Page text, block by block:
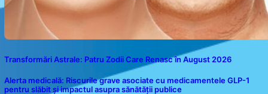
Transformări Astrale: Patru Zodii Care Renasc în August 2026
Alerta medicală: Riscurile grave asociate cu medicamentele GLP-1
pentru slăbit și impactul asupra sănătății publice